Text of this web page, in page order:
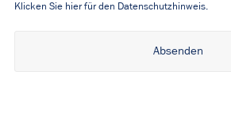
Klicken Sie hier für den Datenschutzhinweis.